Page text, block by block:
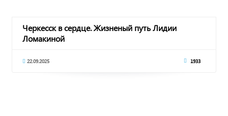
Черкесск в сердце. Жизненый путь Лидии
Ломакиной
22.09.2025 1933